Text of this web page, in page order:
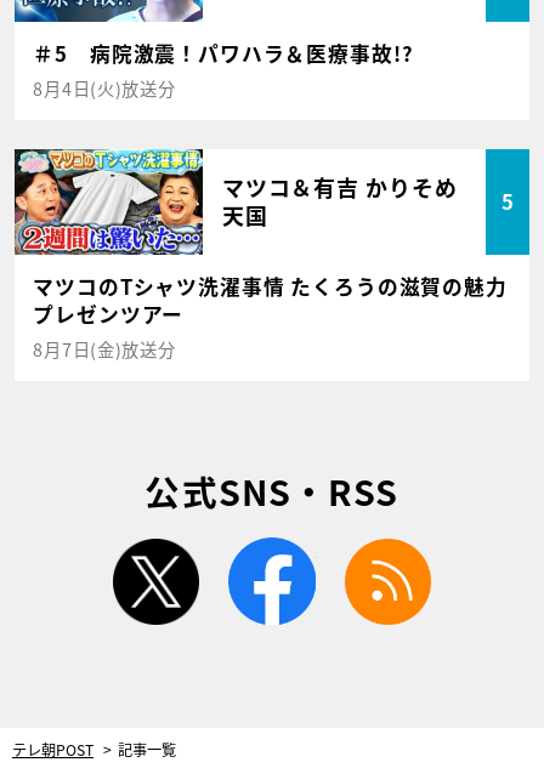
＃5 病院激震！パワハラ＆医療事故!?
8月4日(火)放送分
マツコ＆有吉 かりそめ
天国
5
マツコのTシャツ洗濯事情 たくろうの滋賀の魅力
プレゼンツアー
8月7日(金)放送分
公式SNS・RSS
twitter facebook
テレ朝POST 記事一覧